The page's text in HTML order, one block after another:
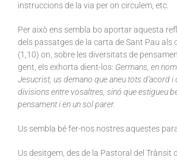
instruccions de la via per on circulem, etc.
Per això ens sembla bo aportar aquesta
dels passatges de la carta de Sant Pau als
(1,10) on, sobre les diversitats de
gent, els exhorta dient-los: Germans, en
Jesucrist, us demano que aneu tots d’acord i
divisions entre vosaltres, sinó que estigueu
pensament i en un sol parer.
Us sembla bé fer-nos nostres aquestes
Us desitgem, des de la Pastoral del Trànsit